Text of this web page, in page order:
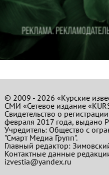
© 2009 - 2026 «Курские
СМИ «Сетевое издание
Свидетельство о
февраля 2017 года, выдано
Учредитель: Общество с
"Смарт Медиа Групп".
Главный редактор:
Контактные данные
izvestia@yandex.ru